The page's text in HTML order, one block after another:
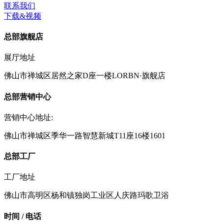
联系我们
下载&视频
总部旗舰店
展厅地址
佛山市禅城区居然之家D座一楼LORBN·旗舰店
总部营销中心
营销中心地址:
佛山市禅城区季华一路智慧新城T11座16楼1601
总部工厂
工厂地址
佛山市高明区杨和镇独岗工业区人庆路玛歌卫浴
时间 / 电话